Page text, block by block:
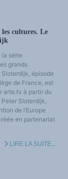
cultures. Le
la série
grands
épisode
de France, est
arte.tv à partir du
Sloterdijk,
de l’Europe
en partenariat
LIRE LA SUITE...